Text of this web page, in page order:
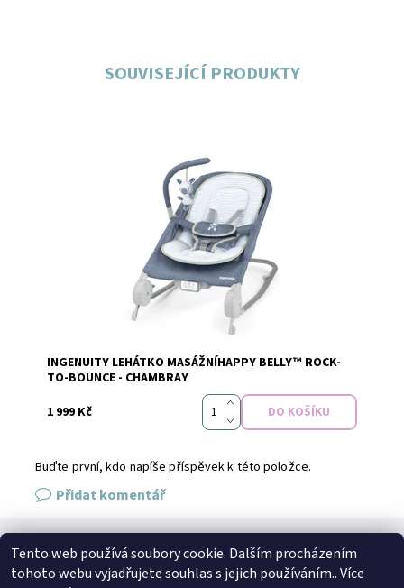
SOUVISEJÍCÍ PRODUKTY
Skladem
Značka: INGENUITY
INGENUITY LEHÁTKO MASÁŽNÍHAPPY BELLY™ ROCK-
TO-BOUNCE - CHAMBRAY
1 999 Kč
Buďte první, kdo napíše příspěvek k této položce.
Přidat komentář
SPOJTE SE S NÁMI
Tento web používá soubory cookie. Dalším procházením
tohoto webu vyjadřujete souhlas s jejich používáním.. Více